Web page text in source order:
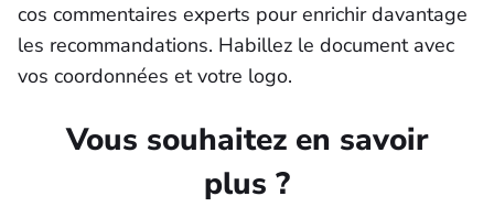
cos commentaires experts pour enrichir davantage
les recommandations. Habillez le document avec
vos coordonnées et votre logo.
Vous souhaitez en savoir
plus ?